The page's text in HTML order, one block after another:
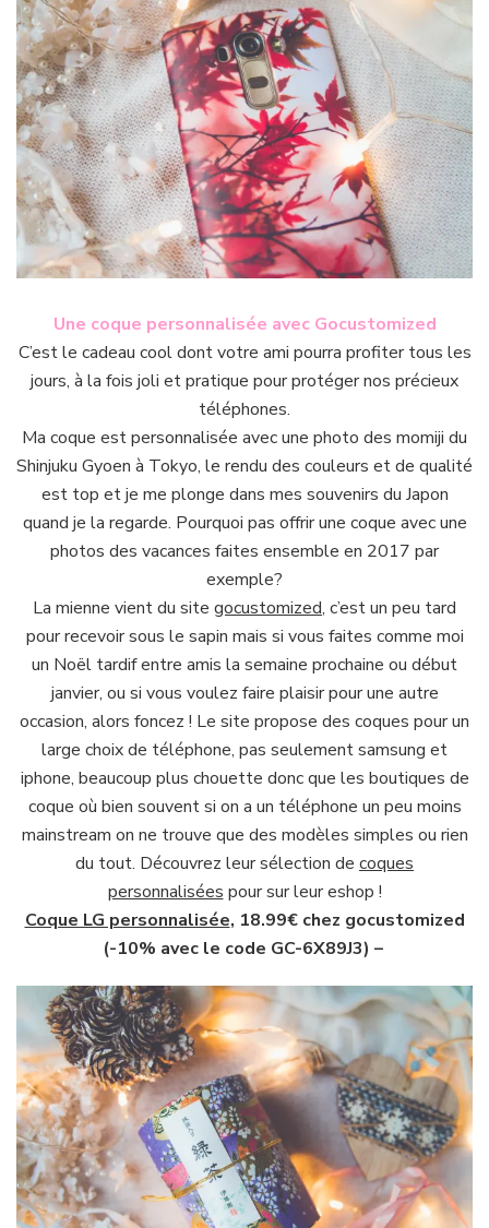
Une coque personnalisée avec Gocustomized
C’est le cadeau cool dont votre ami pourra profiter tous les
jours, à la fois joli et pratique pour protéger nos précieux
téléphones.
Ma coque est personnalisée avec une photo des momiji du
Shinjuku Gyoen à Tokyo, le rendu des couleurs et de qualité
est top et je me plonge dans mes souvenirs du Japon
quand je la regarde. Pourquoi pas offrir une coque avec une
photos des vacances faites ensemble en 2017 par
exemple?
La mienne vient du site gocustomized, c’est un peu tard
pour recevoir sous le sapin mais si vous faites comme moi
un Noël tardif entre amis la semaine prochaine ou début
janvier, ou si vous voulez faire plaisir pour une autre
occasion, alors foncez ! Le site propose des coques pour un
large choix de téléphone, pas seulement samsung et
iphone, beaucoup plus chouette donc que les boutiques de
coque où bien souvent si on a un téléphone un peu moins
mainstream on ne trouve que des modèles simples ou rien
du tout. Découvrez leur sélection de coques
personnalisées pour sur leur eshop !
Coque LG personnalisée, 18.99€ chez gocustomized
(-10% avec le code GC-6X89J3) –